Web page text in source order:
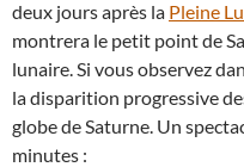
deux jours après la Pleine
montrera le petit point de
lunaire. Si vous observez
la disparition progressive
globe de Saturne. Un
minutes :